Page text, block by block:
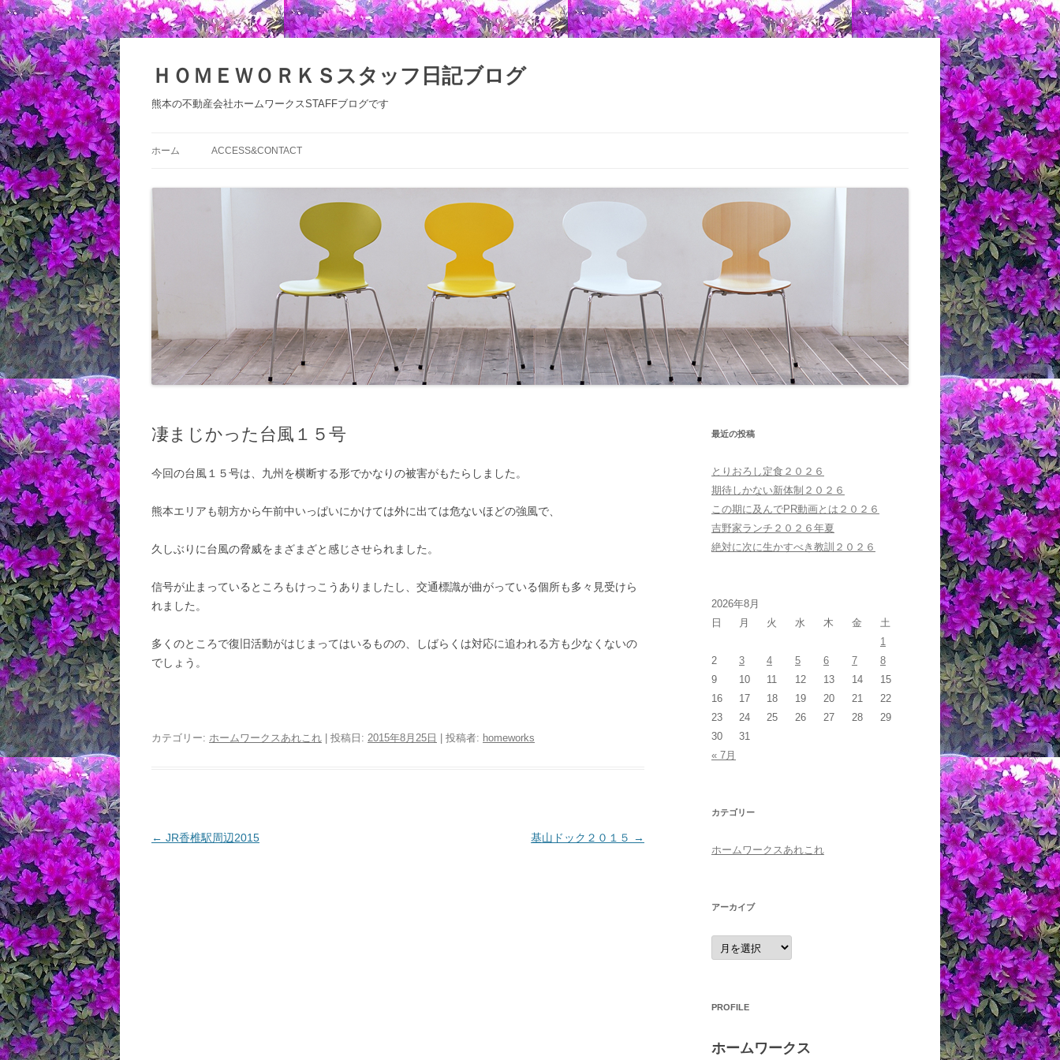
ン
ツ
へ
ス
ＨＯＭＥＷＯＲＫＳスタッフ日記ブログ
熊本の不動産会社ホームワークスSTAFFブログです
ホーム ACCESS&CONTACT
凄まじかった台風１５号
今回の台風１５号は、九州を横断する形でかなりの被害がもたらしました。
熊本エリアも朝方から午前中いっぱいにかけては外に出ては危ないほどの強風で、
久しぶりに台風の脅威をまざまざと感じさせられました。
信号が止まっているところもけっこうありましたし、交通標識が曲がっている個所も多々見受けら
れました。
多くのところで復旧活動がはじまってはいるものの、しばらくは対応に追われる方も少なくないの
でしょう。
カテゴリー: ホームワークスあれこれ | 投稿日: 2015年8月25日 投稿者: homeworks
投
← JR香椎駅周辺2015 基山ドック２０１５ →
最近の投稿
とりおろし定食２０２６
期待しかない新体制２０２６
この期に及んでPR動画とは２０２６
吉野家ランチ２０２６年夏
絶対に次に生かすべき教訓２０２６
2026年8月
日
月 火 水 木 金
土
1
2
3 4 5 6 7
8
9
10 11 12 13 14
15
16
17 18 19 20 21
22
23
24 25 26 27 28
29
30
31
« 7月
カテゴリー
ホームワークスあれこれ
アーカイブ
ア
ー
カ
PROFILE
ホームワークス